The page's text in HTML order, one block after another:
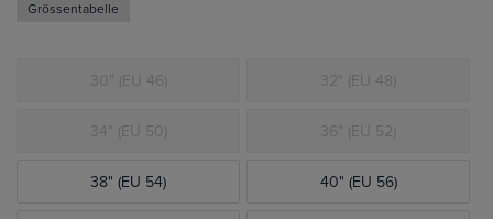
Grössentabelle
30" (EU 46) 32" (EU 48)
34" (EU 50) 36" (EU 52)
38" (EU 54) 40" (EU 56)